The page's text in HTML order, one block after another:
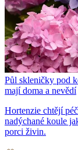
Půl skleničky pod
mají doma a nevědí
Hortenzie chtějí
nadýchané koule
porci živin.